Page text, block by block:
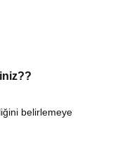
belirlemeye